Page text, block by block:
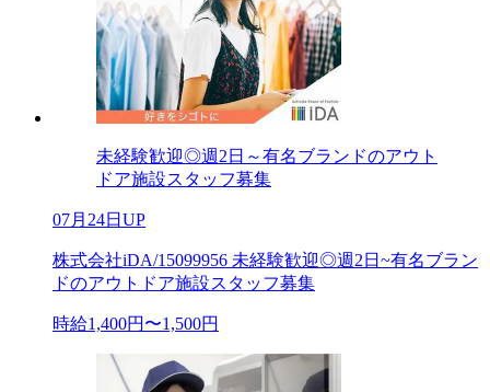
未経験歓迎◎週2日～有名ブランドのアウト
ドア施設スタッフ募集
07月24日UP
株式会社iDA/15099956 未経験歓迎◎週2日~有名ブラン
ドのアウトドア施設スタッフ募集
時給1,400円〜1,500円